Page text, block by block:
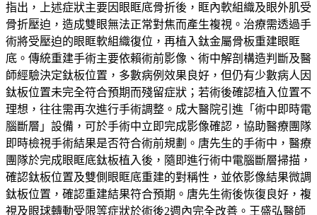
指出，上述症狀主要因眼眶底骨折後，眶內軟組織及眼外肌受
骨折壓迫，造成雙眼無法正常對焦而產生複視。治療需透過手
術將受壓迫的眼眶軟組織復位，再植入鈦金屬骨板重建眼眶
底。傳統重建手術主要依賴術前影像、術中解剖構造判斷及醫
師經驗決定鈦板位置，多數病例效果良好，但仍有少數病人因
鈦板位置未完全符合預期而殘留症狀；若術後確認植入位置不
理想，往往需再次進行手術調整。成大醫院引進「術中即時電
腦斷層」設備，可於手術中立即完成影像確認，協助醫療團隊
即時檢視手術結果是否符合術前規劃。唐先生的手術中，醫療
團隊於完成眼眶底鈦板植入後，隨即進行術中電腦斷層掃描，
確認鈦板位置及雙側眼眶底重建的對稱性，並依影像結果微調
鈦板位置，確認重建結果符合預期。唐先生術後恢復良好，複
視及眼球轉動受限等症狀於術後2週內完全改善。王盛弘醫師